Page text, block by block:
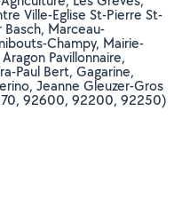
Ville-Eglise St-Pierre St-
Basch, Marceau-
Champy, Mairie-
Pavillonnaire,
Paul Bert, Gagarine,
Jeanne Gleuzer-Gros
92600, 92200, 92250)